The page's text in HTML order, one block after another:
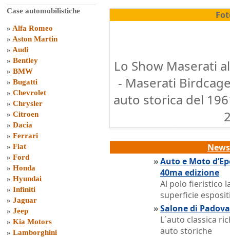
Case automobilistiche
» Alfa Romeo
» Aston Martin
» Audi
» Bentley
» BMW
» Bugatti
» Chevrolet
» Chrysler
» Citroen
» Dacia
» Ferrari
» Fiat
» Ford
» Honda
» Hyundai
» Infiniti
» Jaguar
» Jeep
» Kia Motors
» Lamborghini
Lo Show Maserati
- Maserati
auto storica del
»Auto e Moto
40ma edizione
Al polo fieristico
superficie
»Salone di
L´auto classica
auto storiche